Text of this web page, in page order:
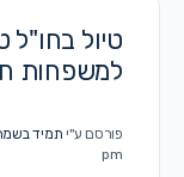
טיול בחו"ל
למשפחות
פורסם ע"יתמיד
pm